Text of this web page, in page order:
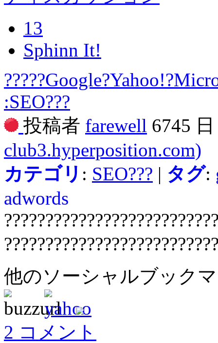
13
Sphinn It!
:SEO???
投稿者 farewell 6745
club3.hyperposition.com)
カテゴリ : SEO??? | タグ:
adwords
他のソーシャルブック
2 コメント